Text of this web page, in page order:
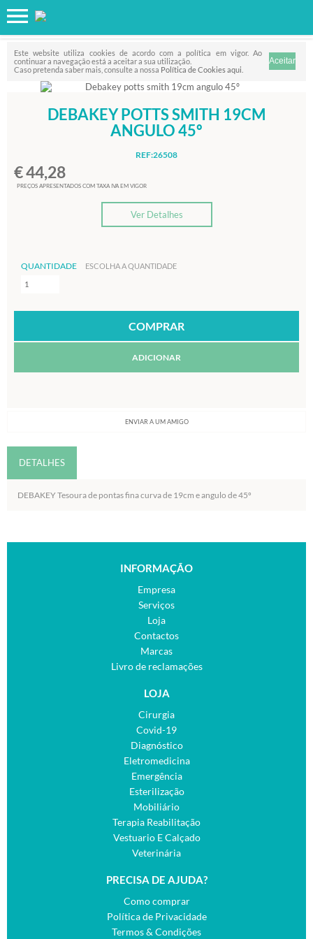
Este website utiliza cookies de acordo com a política em vigor. Ao
continuar a navegação está a aceitar a sua utilização.
Caso pretenda saber mais, consulte a nossa Política de Cookies aqui
DEBAKEY POTTS SMITH 19CM
ANGULO 45º
REF:26508
€ 44,28
PREÇOS APRESENTADOS COM TAXA IVA EM VIGOR
Ver Detalhes
QUANTIDADE ESCOLHA A QUANTIDADE
ADICIONAR
ENVIAR A UM AMIGO
DETALHES
DEBAKEY Tesoura de pontas fina curva de 19cm e angulo de 45º
INFORMAÇÃO
Empresa
Serviços
Loja
Contactos
Marcas
Livro de reclamações
LOJA
Cirurgia
Covid-19
Diagnóstico
Eletromedicina
Emergência
Esterilização
Mobiliário
Terapia Reabilitação
Vestuario E Calçado
Veterinária
PRECISA DE AJUDA?
Como comprar
Política de Privacidade
Termos & Condições